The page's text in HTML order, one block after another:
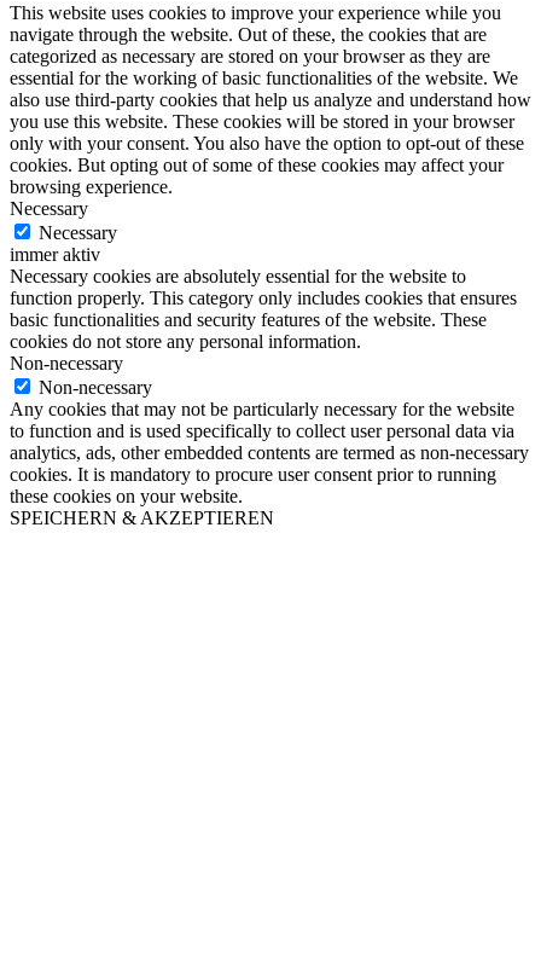
This website uses cookies to improve your experience while you
navigate through the website. Out of these, the cookies that are
categorized as necessary are stored on your browser as they are
essential for the working of basic functionalities of the website. We
also use third-party cookies that help us analyze and understand how
you use this website. These cookies will be stored in your browser
only with your consent. You also have the option to opt-out of these
cookies. But opting out of some of these cookies may affect your
browsing experience.
Necessary
Necessary
immer aktiv
Necessary cookies are absolutely essential for the website to
function properly. This category only includes cookies that ensures
basic functionalities and security features of the website. These
cookies do not store any personal information.
Non-necessary
Non-necessary
Any cookies that may not be particularly necessary for the website
to function and is used specifically to collect user personal data via
analytics, ads, other embedded contents are termed as non-necessary
cookies. It is mandatory to procure user consent prior to running
these cookies on your website.
SPEICHERN & AKZEPTIEREN